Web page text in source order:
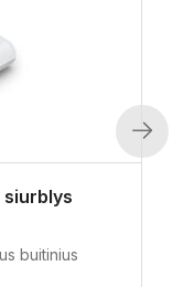
siurblys
buitinius
Next